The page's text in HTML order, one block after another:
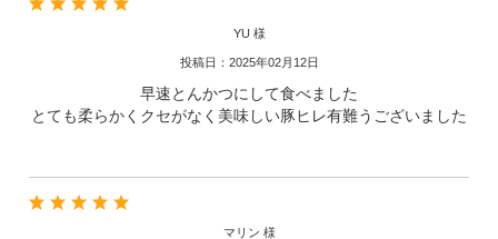
YU 様
投稿日：2025年02月12日
早速とんかつにして食べました
とても柔らかくクセがなく美味しい豚ヒレ有難うございました
マリン 様